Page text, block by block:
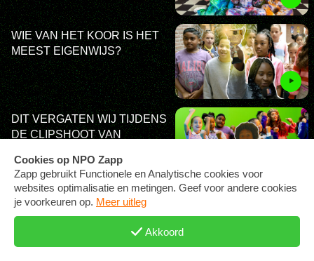
WIE VAN HET KOOR IS HET
MEEST EIGENWIJS?
DIT VERGATEN WIJ TIJDENS
DE CLIPSHOOT VAN
LEKKER EIGENWIJS
(DANSLES) - KINDEREN